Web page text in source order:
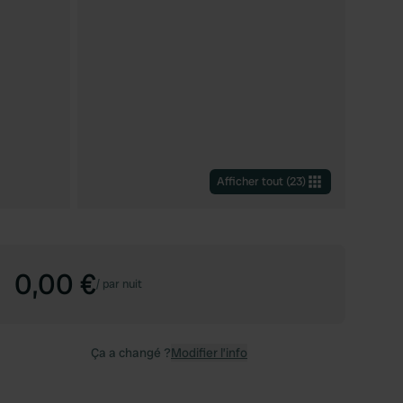
Afficher tout (23)
0,00 €/ par nuit
Ça a changé ?Modifier l’info